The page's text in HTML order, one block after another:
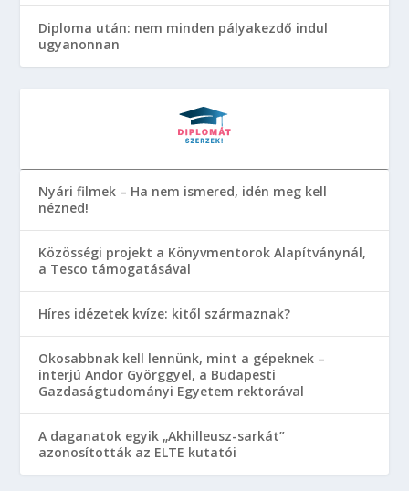
Diploma után: nem minden pályakezdő indul
ugyanonnan
Nyári filmek – Ha nem ismered, idén meg kell
nézned!
Közösségi projekt a Könyvmentorok Alapítványnál,
a Tesco támogatásával
Híres idézetek kvíze: kitől származnak?
Okosabbnak kell lennünk, mint a gépeknek –
interjú Andor Györggyel, a Budapesti
Gazdaságtudományi Egyetem rektorával
A daganatok egyik „Akhilleusz-sarkát”
azonosították az ELTE kutatói